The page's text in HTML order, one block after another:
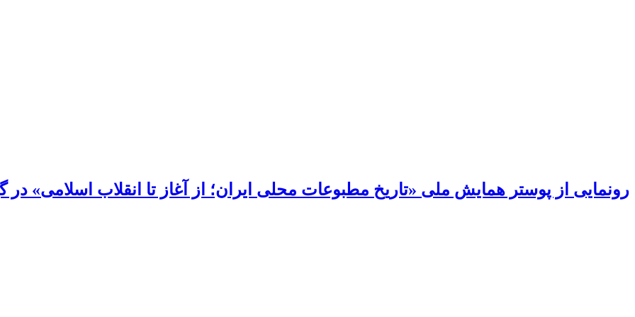
رونمایی از پوستر همایش ملی «تاریخ مطبوعات محلی ایران؛ از آغاز تا انقلاب اسلامی» در